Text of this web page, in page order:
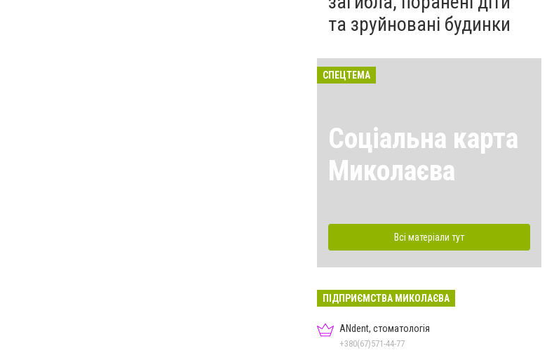
та зруйновані будинки
СПЕЦТЕМА
Соціальна карта
Миколаєва
Всі матеріали тут
ПІДПРИЄМСТВА МИКОЛАЄВА
ANdent, стоматологія
+380(67)571-44-77